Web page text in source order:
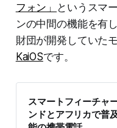
フォン」
というスマ
ンの中間の機能を有
財団が開発していた
KaiOSです。
スマートフィーチャ
ンドとアフリカで普